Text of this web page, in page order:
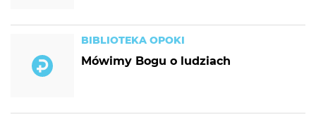
BIBLIOTEKA OPOKI
Mówimy Bogu o ludziach